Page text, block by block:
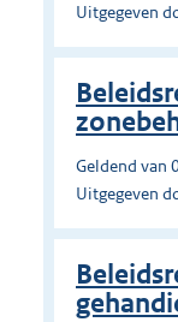
Uitgegeven
Geldend van
Uitgegeven